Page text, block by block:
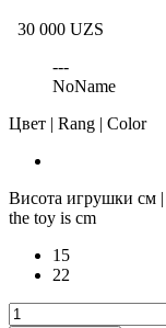
30 000 UZS
---
NoName
Цвет | Rang | Color
Висота игрушки см
the toy is cm
15
22